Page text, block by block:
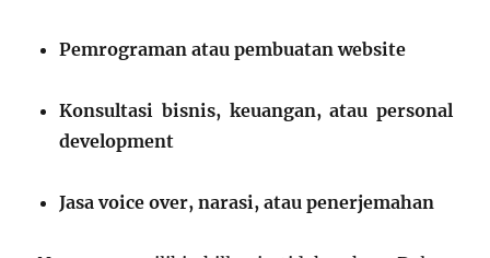
Pemrograman atau pembuatan website
Konsultasi bisnis, keuangan, atau personal
development
Jasa voice over, narasi, atau penerjemahan